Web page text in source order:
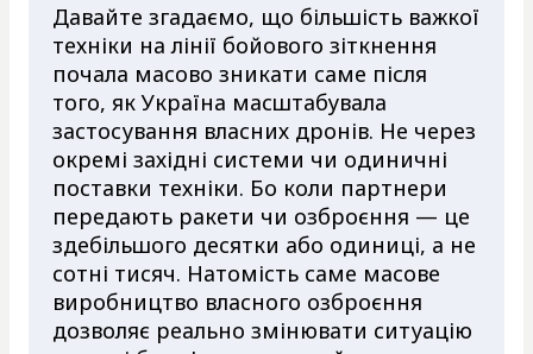
Давайте згадаємо, що більшість важкої
техніки на лінії бойового зіткнення
почала масово зникати саме після
того, як Україна масштабувала
застосування власних дронів. Не через
окремі західні системи чи одиничні
поставки техніки. Бо коли партнери
передають ракети чи озброєння — це
здебільшого десятки або одиниці, а не
сотні тисяч. Натомість саме масове
виробництво власного озброєння
дозволяє реально змінювати ситуацію